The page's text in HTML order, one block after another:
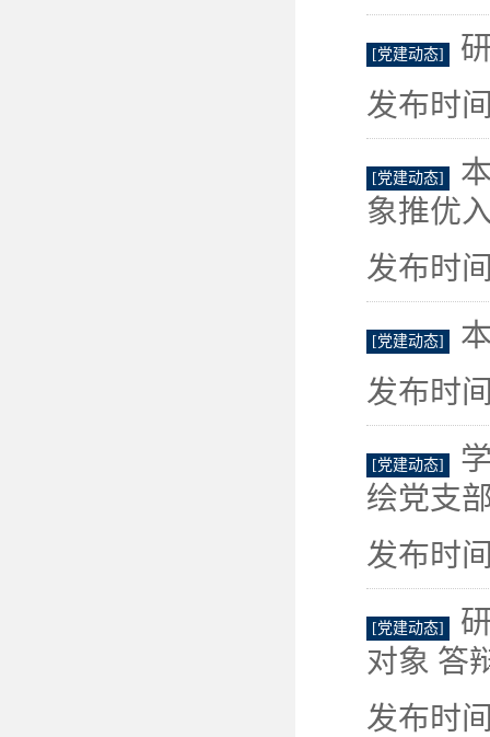
[党建动态]
发布时
[党建动态]
象推优
发布时
[党建动态]
发布时
[党建动态]
绘党支
发布时
[党建动态]
对象 答
发布时